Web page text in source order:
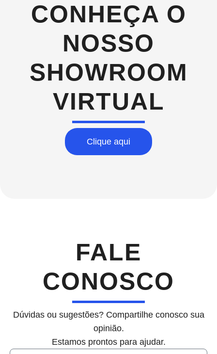
CONHEÇA O
NOSSO
SHOWROOM
VIRTUAL
Clique aqui
FALE
CONOSCO
Dúvidas ou sugestões? Compartilhe conosco sua
opinião.
Estamos prontos para ajudar.